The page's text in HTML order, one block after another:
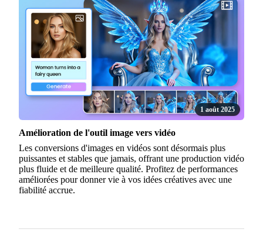
1 août 2025
Amélioration de l'outil image vers vidéo
Les conversions d'images en vidéos sont désormais plus
puissantes et stables que jamais, offrant une production vidéo
plus fluide et de meilleure qualité. Profitez de performances
améliorées pour donner vie à vos idées créatives avec une
fiabilité accrue.